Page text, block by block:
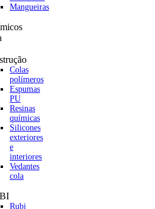
Mangueiras
Colas
polímeros
Espumas
PU
Resinas
químicas
Silicones
exteriores
e
interiores
Vedantes
cola
Rubi